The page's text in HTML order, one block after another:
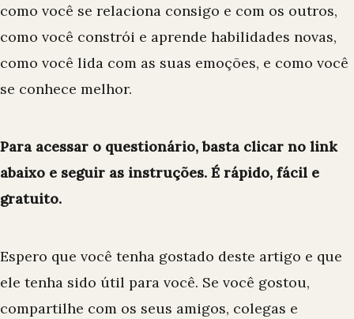
como você se relaciona consigo e com os outros,
como você constrói e aprende habilidades novas,
como você lida com as suas emoções, e como você
se conhece melhor.
Para acessar o questionário, basta clicar no link
abaixo e seguir as instruções. É rápido, fácil e
gratuito.
Espero que você tenha gostado deste artigo e que
ele tenha sido útil para você. Se você gostou,
compartilhe com os seus amigos, colegas e